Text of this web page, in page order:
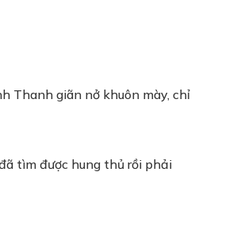
Thanh giãn nở khuôn mày, chỉ
tìm được hung thủ rồi phải